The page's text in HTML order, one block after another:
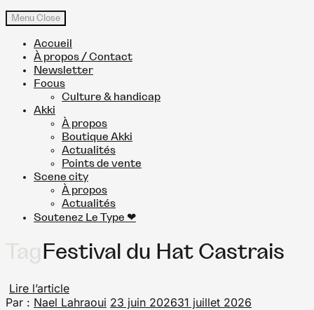
Menu Close
Accueil
À propos / Contact
Newsletter
Focus
Culture & handicap
Akki
À propos
Boutique Akki
Actualités
Points de vente
Scene city
À propos
Actualités
Soutenez Le Type ❤︎
Tag Festival du Hat Castrais
Lire l’article
Par : Nael Lahraoui 23 juin 202631 juillet 2026